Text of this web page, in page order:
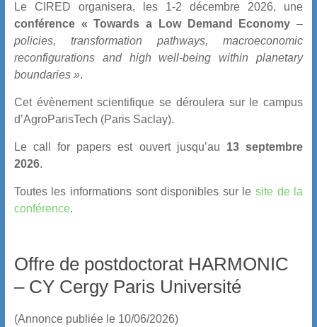
Le CIRED organisera, les 1-2 décembre 2026, une
conférence « Towards a Low Demand Economy –
policies, transformation pathways, macroeconomic
reconfigurations and high well-being within planetary
boundaries ».
Cet évènement scientifique se déroulera sur le campus
d’AgroParisTech (Paris Saclay).
Le call for papers est ouvert jusqu’au 13 septembre
2026.
Toutes les informations sont disponibles sur lesite de la
conférence.
Offre de postdoctorat HARMONIC
– CY Cergy Paris Université
(Annonce publiée le 10/06/2026)